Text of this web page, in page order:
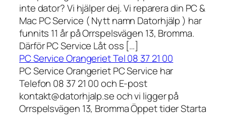
inte dator? Vi hjälper dej. Vi reparera din PC &
Mac PC Service ( Nytt namn Datorhjälp ) har
funnits 11 år på Orrspelsvägen 13, Bromma.
Därför PC Service Låt oss […]
PC Service Orangeriet Tel 08 37 21 00
PC Service Orangeriet PC Service har
Telefon 08 37 21 00 och E-post
kontakt@datorhjalp.se och vi ligger på
Orrspelsvägen 13, Bromma Öppet tider Starta